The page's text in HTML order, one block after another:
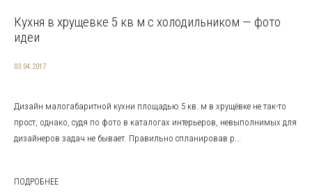
Кухня в хрущевке 5 кв м с холодильником — фото
идеи
03.04.2017
Дизайн малогабаритной кухни площадью 5 кв. м в хрущёвке не так-то
прост, однако, судя по фото в каталогах интерьеров, невыполнимых для
дизайнеров задач не бывает. Правильно спланировав р...
ПОДРОБНЕЕ